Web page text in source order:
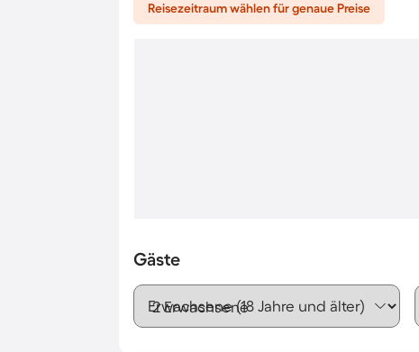
Reisezeitraum wählen für genaue Preise
Gäste
Erwachsene (18 Jahre und älter)